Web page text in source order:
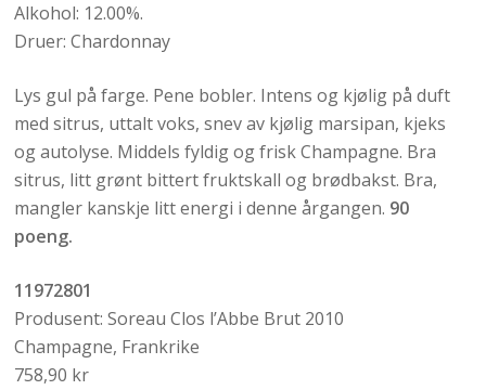
Alkohol: 12.00%.
Druer: Chardonnay
Lys gul på farge. Pene bobler. Intens og kjølig på duft
med sitrus, uttalt voks, snev av kjølig marsipan, kjeks
og autolyse. Middels fyldig og frisk Champagne. Bra
sitrus, litt grønt bittert fruktskall og brødbakst. Bra,
mangler kanskje litt energi i denne årgangen. 90
poeng.
11972801
Produsent: Soreau Clos l’Abbe Brut 2010
Champagne, Frankrike
758,90 kr